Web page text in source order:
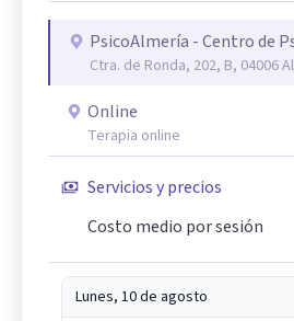
PsicoAlmería - Centro de
Ctra. de Ronda, 202, B, 04006
Online
Terapia online
Servicios y precios
Costo medio por sesión
Lunes, 10 de agosto